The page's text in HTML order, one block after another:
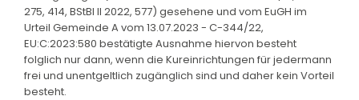
275, 414, BStBl II 2022, 577) gesehene und vom EuGH im
Urteil Gemeinde A vom 13.07.2023 - C-344/22,
EU:C:2023:580 bestätigte Ausnahme hiervon besteht
folglich nur dann, wenn die Kureinrichtungen für jedermann
frei und unentgeltlich zugänglich sind und daher kein Vorteil
besteht.